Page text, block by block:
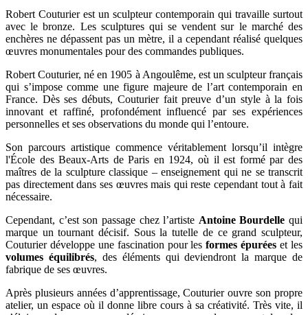
Robert Couturier est un sculpteur contemporain qui travaille surtout
avec le bronze. Les sculptures qui se vendent sur le marché des
enchères ne dépassent pas un mètre, il a cependant réalisé quelques
œuvres monumentales pour des commandes publiques.
Robert Couturier, né en 1905 à Angoulême, est un sculpteur français
qui s’impose comme une figure majeure de l’art contemporain en
France. Dès ses débuts, Couturier fait preuve d’un style à la fois
innovant et raffiné, profondément influencé par ses expériences
personnelles et ses observations du monde qui l’entoure.
Son parcours artistique commence véritablement lorsqu’il intègre
l'École des Beaux-Arts de Paris en 1924, où il est formé par des
maîtres de la sculpture classique – enseignement qui ne se transcrit
pas directement dans ses œuvres mais qui reste cependant tout à fait
nécessaire.
Cependant, c’est son passage chez l’artiste Antoine Bourdelle qui
marque un tournant décisif. Sous la tutelle de ce grand sculpteur,
Couturier développe une fascination pour lesformes épurées et les
volumes équilibrés, des éléments qui deviendront la marque de
fabrique de ses œuvres.
Après plusieurs années d’apprentissage, Couturier ouvre son propre
atelier, un espace où il donne libre cours à sa créativité. Très vite, il